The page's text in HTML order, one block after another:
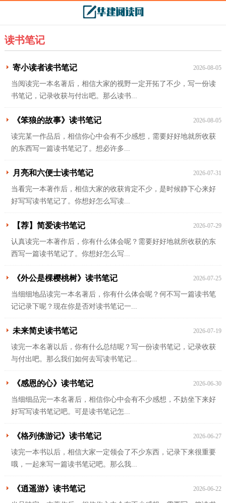
读书笔记
寄小读者读书笔记 2026-08-05
当阅读完一本名著后，相信大家的视野一定开拓了不少，写一份读
书笔记，记录收获与付出吧。那么读书...
《笨狼的故事》读书笔记 2026-08-05
读完某一作品后，相信你心中会有不少感想，需要好好地就所收获
的东西写一篇读书笔记了。想必许多...
月亮和六便士读书笔记 2026-07-31
当看完一本著作后，相信大家的收获肯定不少，是时候静下心来好
好写写读书笔记了。你想好怎么写读...
【荐】简爱读书笔记 2026-07-29
认真读完一本著作后，你有什么体会呢？需要好好地就所收获的东
西写一篇读书笔记了。你想好怎么写...
《外公是棵樱桃树》读书笔记 2026-07-25
当细细地品读完一本名著后，你有什么体会呢？何不写一篇读书笔
记记录下呢？现在你是否对读书笔记一...
未来简史读书笔记 2026-07-19
读完一本名著以后，你有什么总结呢？写一份读书笔记，记录收获
与付出吧。那么我们如何去写读书笔记...
《感恩的心》读书笔记 2026-06-30
当细细品完一本名著后，相信你心中会有不少感想，不妨坐下来好
好写写读书笔记吧。可是读书笔记怎...
《格列佛游记》读书笔记 2026-06-27
读完一本书以后，相信大家一定领会了不少东西，记录下来很重要
哦，一起来写一篇读书笔记吧。那么我...
《逍遥游》读书笔记 2026-06-22